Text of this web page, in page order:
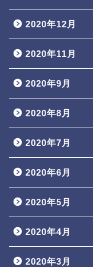
2020年12月
2020年11月
2020年9月
2020年8月
2020年7月
2020年6月
2020年5月
2020年4月
2020年3月